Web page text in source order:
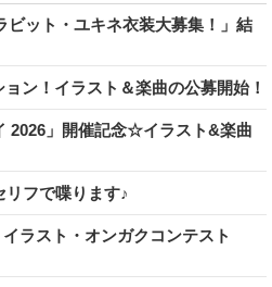
ビット・ユキネ衣装大募集！」結
ン！イラスト＆楽曲の公募開始！
2026」開催記念☆イラスト&楽曲
リフで喋ります♪
ラスト・オンガクコンテスト